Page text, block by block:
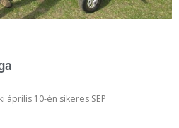
április 10-én sikeres SEP